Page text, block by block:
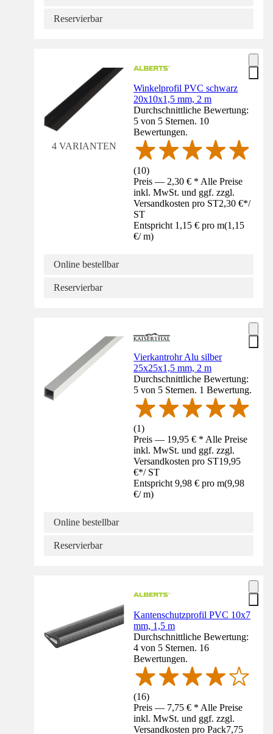
Reservierbar
4 VARIANTEN
Winkelprofil PVC schwarz
20x10x1,5 mm, 2 m
Durchschnittliche Bewertung:
5 von 5 Sternen. 10
Bewertungen.
(10)
Preis — 2,30 € * Alle Preise
inkl. MwSt. und ggf. zzgl.
Versandkosten pro ST2,30 €*/
ST
Entspricht 1,15 € pro m(1,15
€/ m)
Online bestellbar
Reservierbar
Vierkantrohr Alu silber
25x25x1,5 mm, 2 m
Durchschnittliche Bewertung:
5 von 5 Sternen. 1 Bewertung.
(1)
Preis — 19,95 € * Alle Preise
inkl. MwSt. und ggf. zzgl.
Versandkosten pro ST19,95
€*/ ST
Entspricht 9,98 € pro m(9,98
€/ m)
Online bestellbar
Reservierbar
Kantenschutzprofil PVC 10x7
mm, 1,5 m
Durchschnittliche Bewertung:
4 von 5 Sternen. 16
Bewertungen.
(16)
Preis — 7,75 € * Alle Preise
inkl. MwSt. und ggf. zzgl.
Versandkosten pro Pack7,75